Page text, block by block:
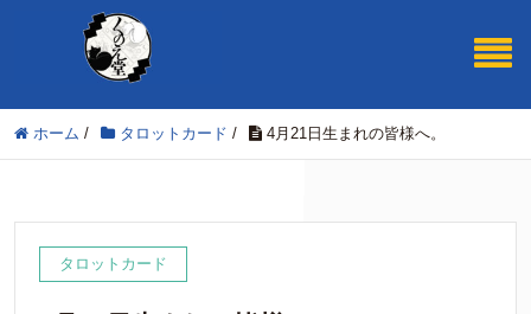
ホーム / タロットカード / 4月21日生まれの皆様へ。
タロットカード